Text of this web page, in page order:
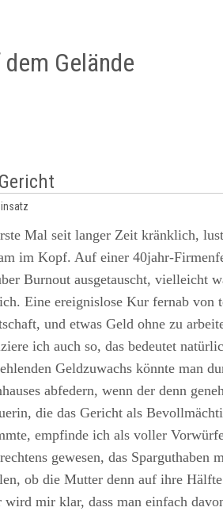
Gelände
Mal seit langer Zeit kränklich,
im Kopf. Auf einer 40jahr-
Burnout ausgetauscht, vielleicht
Eine ereignislose Kur fernab von
und etwas Geld ohne zu
ich auch so, das bedeutet
Geldzuwachs könnte man
abfedern, wenn der denn
die das Gericht als
empfinde ich als voller
gewesen, das Sparguthaben
ob die Mutter denn auf ihre
wird mir klar, dass man einfach